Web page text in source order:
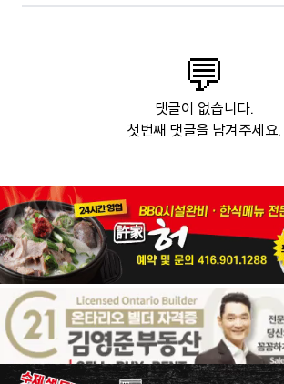
💬
댓글이 없습니다.
첫번째 댓글을 남겨주세요.